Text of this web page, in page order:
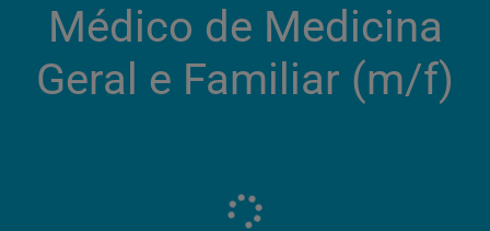
Médico de Medicina
Geral e Familiar (m/f)